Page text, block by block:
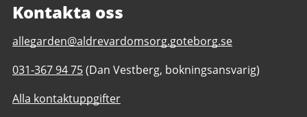
Kontakta oss
E-
till
Mötesplats
Allégården
allegarden@aldrevardomsorg.goteborg.se
Telefonnummer
Mötesplats
031-367 94 75(Dan Vestberg, bokningsansvarig)
Alla kontaktuppgifter